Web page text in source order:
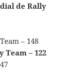
de Rally
– 148
Team – 122